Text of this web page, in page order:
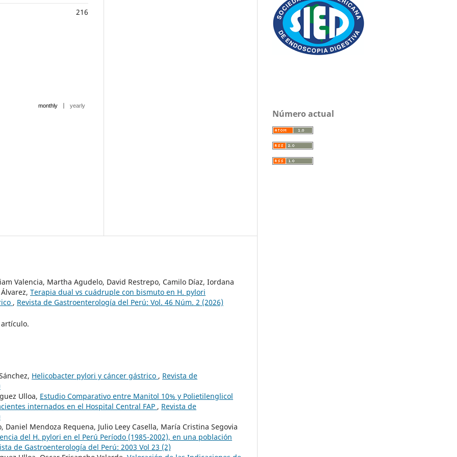
216
monthly | yearly
Valencia, Martha Agudelo, David Restrepo, Camilo Díaz, Iordana
Terapia dual vs cuádruple con bismuto en H. pylori
, Revista de Gastroenterología del Perú: Vol. 46 Núm. 2 (2026)
Helicobacter pylori y cáncer gástrico , Revista de
Ulloa, Estudio Comparativo entre Manitol 10% y Polietilenglicol
internados en el Hospital Central FAP , Revista de
Daniel Mendoza Requena, Julio Leey Casella, María Cristina Segovia
del H. pylori en el Perú Período (1985-2002), en una población
de Gastroenterología del Perú: 2003 Vol 23 (2)
Número actual